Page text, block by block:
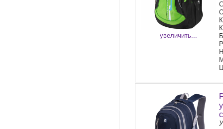
увеличить...